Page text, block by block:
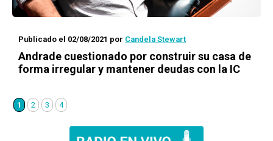
Publicado el 02/08/2021 por Candela Stewart
Andrade cuestionado por construir su casa de
forma irregular y mantener deudas con la IC
1 2 3 4